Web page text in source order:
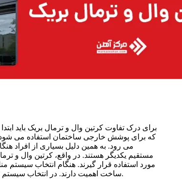
برای درک تفاوت کرتین وال و ترمال بریک باید
که برای پوشش خارجی ساختمان استفاده می
می رود. به همین دلیل بسیاری از افراد
مستقیم یکدیگر هستند. در واقع، کرتین وال و
مورد استفاده قرار گیرند. هنگام انتخاب
ساخت اهمیت دارند. در انتخاب سیستم های نما نیز مانند سایر بخش های صنعت ساختمان، عوامل اقتصادی نقش مهمی ایفا می کنند.